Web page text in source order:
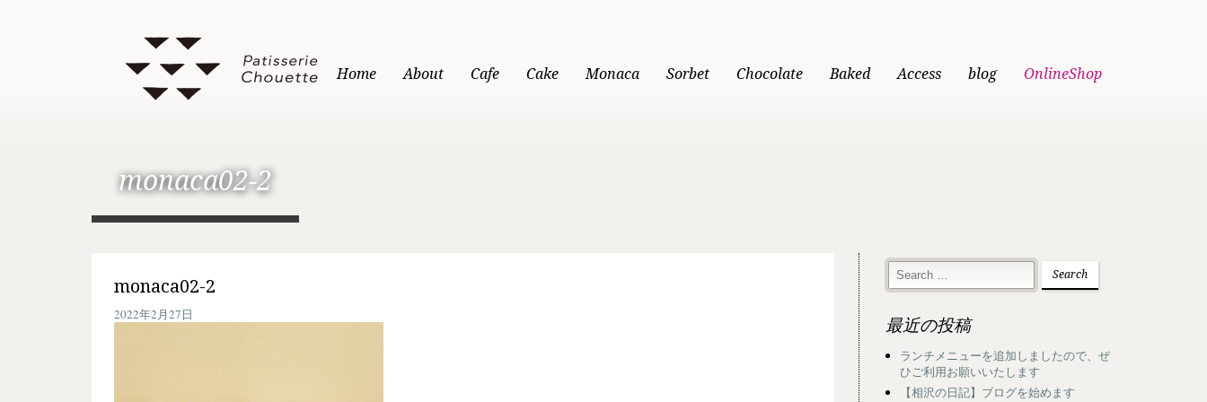
Home About Cafe Cake Monaca Sorbet Chocolate Baked Access blog OnlineShop
monaca02-2
monaca02-2
2022年2月27日
最近の投稿
ランチメニューを追加しましたので、ぜ
ひご利用お願いいたします
【相沢の日記】ブログを始めます